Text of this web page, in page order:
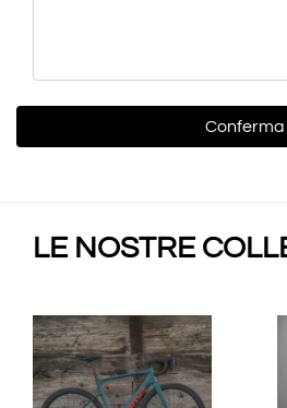
LE NOSTRE